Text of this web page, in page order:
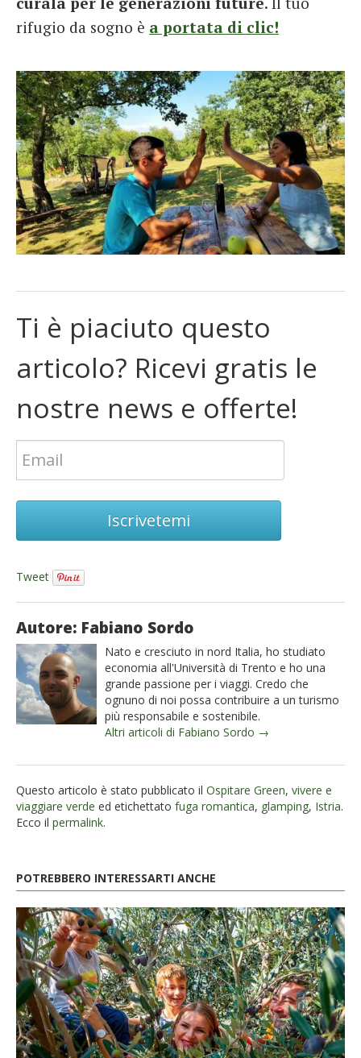
rifugio da sogno è a portata di clic!
Ti è piaciuto questo
articolo? Ricevi gratis le
nostre news e offerte!
Iscrivetemi
Tweet
Autore: Fabiano Sordo
Nato e cresciuto in nord Italia, ho studiato
economia all'Università di Trento e ho una
grande passione per i viaggi. Credo che
ognuno di noi possa contribuire a un turismo
più responsabile e sostenibile.
Altri articoli di Fabiano Sordo →
Questo articolo è stato pubblicato il Ospitare Green, vivere e
viaggiare verde ed etichettato fuga romantica, glamping, Istria.
Ecco il permalink.
POTREBBERO INTERESSARTI ANCHE